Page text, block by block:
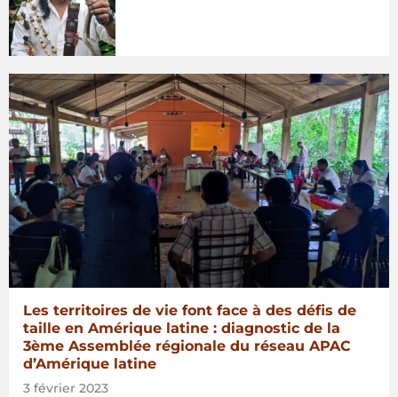
Les territoires de vie font face à des défis de
taille en Amérique latine : diagnostic de la
3ème Assemblée régionale du réseau APAC
d’Amérique latine
3 février 2023